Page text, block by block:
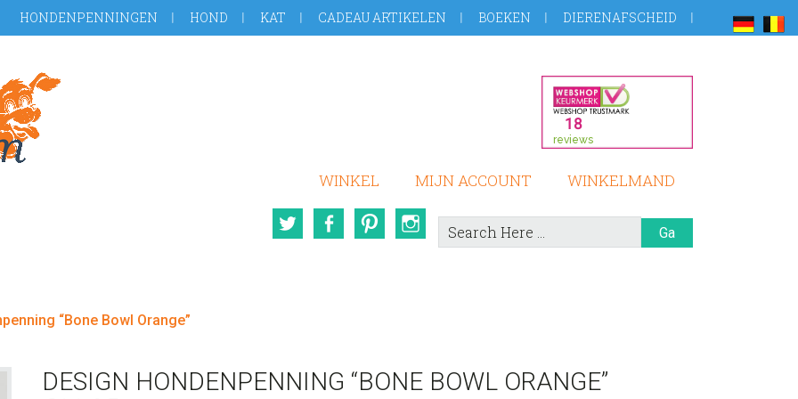
HONDENPENNINGEN HOND KAT CADEAU ARTIKELEN BOEKEN DIERENAFSCHEID
WINKEL MIJN ACCOUNT WINKELMAND
Search
Here
TwitterFacebookPinterestInstagram
“Bone Bowl Orange”
DESIGN HONDENPENNING “BONE BOWL ORANGE”